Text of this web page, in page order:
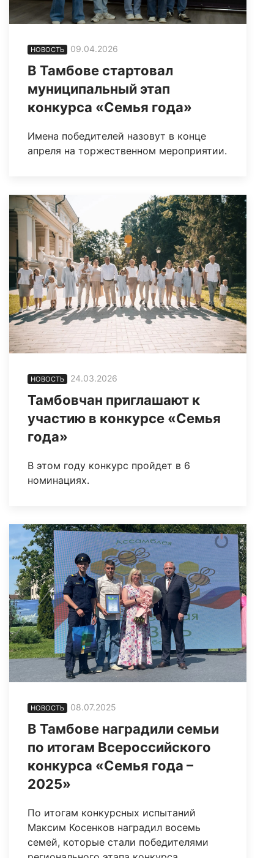
НОВОСТЬ 09.04.2026
В Тамбове стартовал
муниципальный этап
конкурса «Семья года»
Имена победителей назовут в конце
апреля на торжественном мероприятии.
НОВОСТЬ 24.03.2026
Тамбовчан приглашают к
участию в конкурсе «Семья
года»
В этом году конкурс пройдет в 6
номинациях.
НОВОСТЬ 08.07.2025
В Тамбове наградили семьи
по итогам Всероссийского
конкурса «Семья года –
2025»
По итогам конкурсных испытаний
Максим Косенков наградил восемь
семей, которые стали победителями